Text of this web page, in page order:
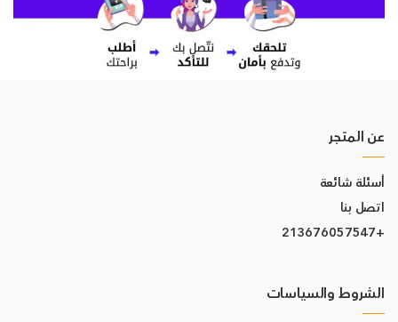
عن المتجر
أسئلة شائعة
اتصل بنا
+213676057547
الشروط والسياسات